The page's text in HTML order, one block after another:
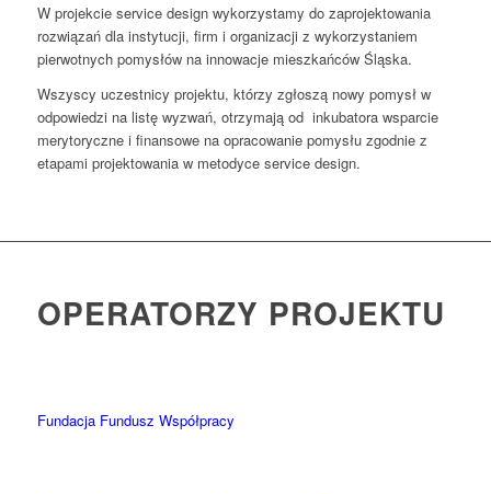
W projekcie service design wykorzystamy do zaprojektowania
rozwiązań dla instytucji, firm i organizacji z wykorzystaniem
pierwotnych pomysłów na innowacje mieszkańców Śląska.
Wszyscy uczestnicy projektu, którzy zgłoszą nowy pomysł w
odpowiedzi na listę wyzwań, otrzymają od inkubatora wsparcie
merytoryczne i finansowe na opracowanie pomysłu zgodnie z
etapami projektowania w metodyce service design.
OPERATORZY PROJEKTU
Fundacja Fundusz Współpracy